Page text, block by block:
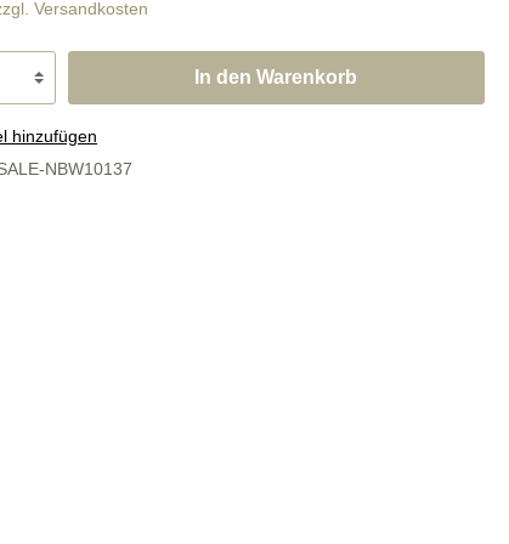
Versandkosten
In den Warenkorb
hinzufügen
NBW10137